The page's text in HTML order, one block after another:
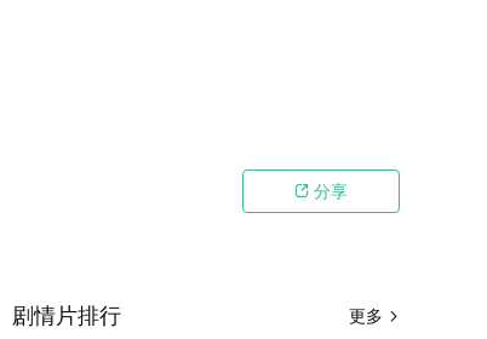
 分享
更多 
剧情片排行